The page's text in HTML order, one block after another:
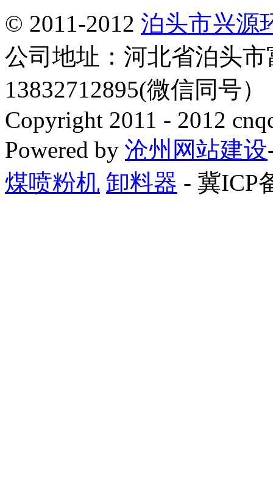
© 2011-2012 泊头市兴源
公司地址：河北省泊头
13832712895(微信同号
Copyright 2011 - 2012
Powered by 沧州网站建设
煤喷粉机 卸料器 - 冀ICP